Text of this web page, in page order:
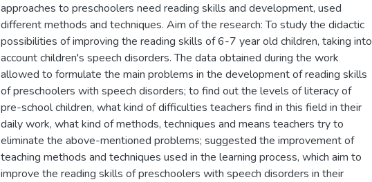
approaches to preschoolers need reading skills and development, used
different methods and techniques. Aim of the research: To study the didactic
possibilities of improving the reading skills of 6-7 year old children, taking into
account children's speech disorders. The data obtained during the work
allowed to formulate the main problems in the development of reading skills
of preschoolers with speech disorders; to find out the levels of literacy of
pre-school children, what kind of difficulties teachers find in this field in their
daily work, what kind of methods, techniques and means teachers try to
eliminate the above-mentioned problems; suggested the improvement of
teaching methods and techniques used in the learning process, which aim to
improve the reading skills of preschoolers with speech disorders in their